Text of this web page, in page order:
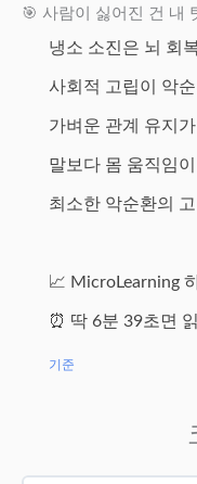
🎯 사람이 싫어진 건 내
냉소 소진은 뇌 회
사회적 고립이 악
가벼운 관계 유지
말보다 몸 움직임
최소한 악순환의
📈 MicroLearning
⏰ 딱 6분 39초면
기준